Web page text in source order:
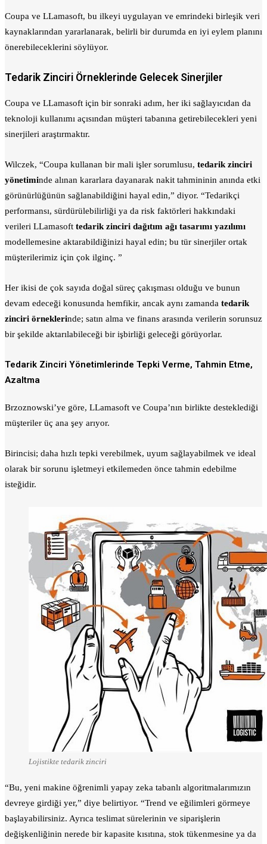
Coupa ve LLamasoft, bu ilkeyi uygulayan ve emrindeki birleşik veri
kaynaklarından yararlanarak, belirli bir durumda en iyi eylem planını
önerebileceklerini söylüyor.
Tedarik Zinciri Örneklerinde Gelecek Sinerjiler
Coupa ve LLamasoft için bir sonraki adım, her iki sağlayıcıdan da
teknoloji kullanımı açısından müşteri tabanına getirebilecekleri yeni
sinerjileri araştırmaktır.
Wilczek, “Coupa kullanan bir mali işler sorumlusu, tedarik zinciri
yönetiminde alınan kararlara dayanarak nakit tahmininin anında etki
görünürlüğünün sağlanabildiğini hayal edin,” diyor. “Tedarikçi
performansı, sürdürülebilirliği ya da risk faktörleri hakkındaki
verileri LLamasoft tedarik zinciri dağıtım ağı tasarımı yazılımı
modellemesine aktarabildiğinizi hayal edin; bu tür sinerjiler ortak
müşterilerimiz için çok ilginç. ”
Her ikisi de çok sayıda doğal süreç çakışması olduğu ve bunun
devam edeceği konusunda hemfikir, ancak aynı zamanda tedarik
zinciri örneklerinde; satın alma ve finans arasında verilerin sorunsuz
bir şekilde aktarılabileceği bir işbirliği geleceği görüyorlar.
Tedarik Zinciri Yönetimlerinde Tepki Verme, Tahmin Etme,
Azaltma
Brzoznowski’ye göre, LLamasoft ve Coupa’nın birlikte desteklediği
müşteriler üç ana şey arıyor.
Birincisi; daha hızlı tepki verebilmek, uyum sağlayabilmek ve ideal
olarak bir sorunu işletmeyi etkilemeden önce tahmin edebilme
isteğidir.
Lojistikte tedarik zinciri
“Bu, yeni makine öğrenimli yapay zeka tabanlı algoritmalarımızın
devreye girdiği yer,” diye belirtiyor. “Trend ve eğilimleri görmeye
başlayabilirsiniz. Ayrıca teslimat sürelerinin ve siparişlerin
değişkenliğinin nerede bir kapasite kısıtına, stok tükenmesine ya da